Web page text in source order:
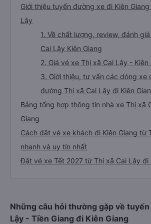
Giới thiệu tuyến đường xe đi Kiên
Lậy
1. Về chất lượng, review, đánh
Cai Lậy Kiên Giang
2. Giá vé xe Thị xã Cai Lậy - Kiên
3. Giới thiệu, tư vấn các dòng xe
đường Thị xã Cai Lậy đi Kiên
Bảng tổng hợp thông tin nhà xe Thị xã
Giang
Cách đặt vé xe khách đi Kiên Giang từ
nhanh và uy tín nhất
Đặt vé xe Tết 2027 từ Thị xã Cai Lậy đi
Những câu hỏi thường gặp về
Lậy - Tiền Giang đi Kiên Giang